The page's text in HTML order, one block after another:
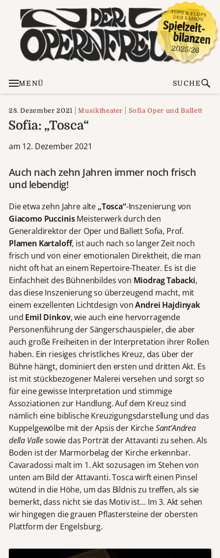
MENÜ SUCHE
28. Dezember 2021 Musiktheater Sofia Oper und Ballett
Sofia: „Tosca“
am 12. Dezember 2021
Auch nach zehn Jahren immer noch frisch
und lebendig!
Die etwa zehn Jahre alte „Tosca“-Inszenierung von
Giacomo PuccinisMeisterwerk durch den
Generaldirektor der Oper und Ballett Sofia, Prof.
Plamen Kartaloff, ist auch nach so langer Zeit noch
frisch und von einer emotionalen Direktheit, die man
nicht oft hat an einem Repertoire-Theater. Es ist die
Einfachheit des Bühnenbildes von Miodrag Tabacki,
das diese Inszenierung so überzeugend macht, mit
einem exzellenten Lichtdesign vonAndrei Hajdinyak
und Emil Dinkov, wie auch eine hervorragende
Personenführung der Sängerschauspieler, die aber
auch große Freiheiten in der Interpretation ihrer Rollen
haben. Ein riesiges christliches Kreuz, das über der
Bühne hängt, dominiert den ersten und dritten Akt. Es
ist mit stückbezogener Malerei versehen und sorgt so
für eine gewisse Interpretation und stimmige
Assoziationen zur Handlung. Auf dem Kreuz sind
nämlich eine biblische Kreuzigungsdarstellung und das
Kuppelgewölbe mit der Apsis der KircheSant’Andrea
della Vallesowie das Porträt der Attavanti zu sehen. Als
Boden ist der Marmorbelag der Kirche erkennbar.
Cavaradossi malt im 1. Akt sozusagen im Stehen von
unten am Bild der Attavanti. Tosca wirft einen Pinsel
wütend in die Höhe, um das Bildnis zu treffen, als sie
bemerkt, dass nicht sie das Motiv ist… Im 3. Akt sehen
wir hingegen die grauen Pflastersteine der obersten
Plattform der Engelsburg.